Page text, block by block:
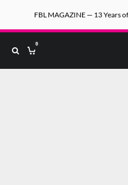
FBL MAGAZINE — 13 Years
0